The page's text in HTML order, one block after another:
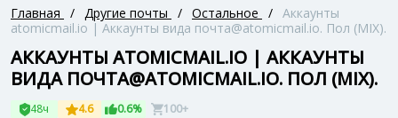
Главная / Другие почты / Остальное / Аккаунты
atomicmail.io | Аккаунты вида почта@atomicmail.io. Пол (MIX).
АККАУНТЫ ATOMICMAIL.IO | АККАУНТЫ
ВИДА ПОЧТА@ATOMICMAIL.IO. ПОЛ (MIX).
48ч 4.6 0.6% 100+